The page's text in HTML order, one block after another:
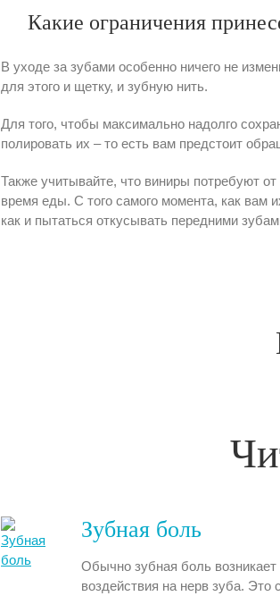
Какие ограничения
В уходе за зубами особенно ничего не
для этого и щетку, и зубную нить.
Для того, чтобы максимально надолго
полировать их – то есть вам предстоит
Также учитывайте, что виниры потребуют
время еды. С того самого момента, как вам
как и пытаться откусывать передними
Зубная боль
Обычно зубная боль возникает
воздействия на нерв зуба. Это